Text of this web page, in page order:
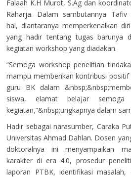
Falaah K.H Murot, S.Ag dan
Raharja. Dalam sambutannya Tafiv
hal, diantaranya memperkenalkan
yang hadir tentang tugas barunya
kegiatan workshop yang diadakan.
“Semoga workshop penelitian
mampu memberikan kontribusi
guru BK dalam
siswa, elamat belajar semoga
kegiatan,”&nbsp;ungkapnya dalam
Hadir sebagai narasumber, Caraka
Universitas Ahmad Dahlan. Dosen
doktoralnya ini menyampaikan
karakter di era 4.0, prosedur
laporan PTBK, identifikasi masalah,